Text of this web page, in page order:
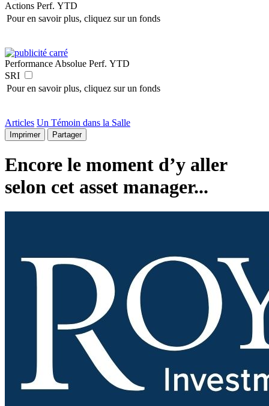
Actions Perf. YTD
Pour en savoir plus, cliquez sur un fonds
Performance Absolue Perf. YTD
SRI
Pour en savoir plus, cliquez sur un fonds
Articles Un Témoin dans la Salle
Imprimer Partager
Encore le moment d’y aller
selon cet asset manager...